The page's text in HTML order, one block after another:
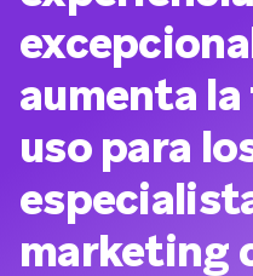
aumenta
uso para
marketing